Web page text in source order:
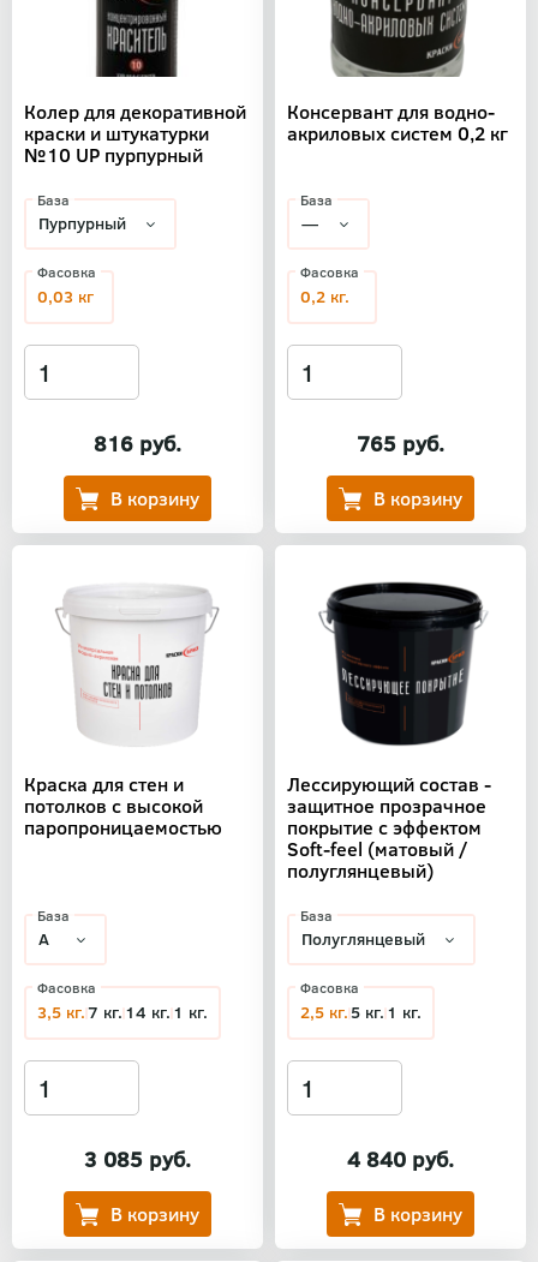
Колер для декоративной
краски и штукатурки
№10 UP пурпурный
816 руб.
База
Фасовка
0,03 кг
Консервант для водно-
акриловых систем 0,2 кг
765 руб.
База
Фасовка
0,2 кг.
Краска для стен и
потолков с высокой
паропроницаемостью
3 085 руб.
База
Фасовка
3,5 кг.7 кг. 14 кг. 1 кг.
Лессирующий состав -
защитное прозрачное
покрытие с эффектом
Soft-feel (матовый /
полуглянцевый)
4 840 руб.
База
Фасовка
2,5 кг.5 кг. 1 кг.